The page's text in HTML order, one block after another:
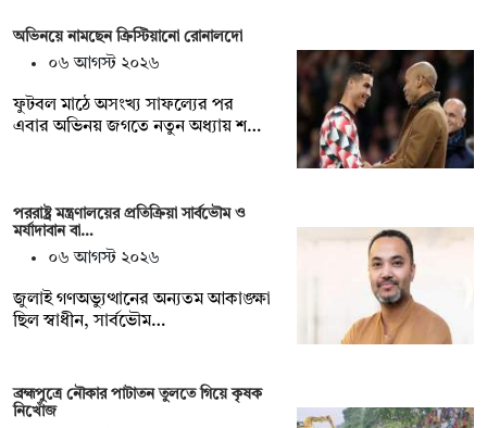
অভিনয়ে নামছেন ক্রিস্টিয়ানো রোনালদো
০৬ আগস্ট ২০২৬
ফুটবল মাঠে অসংখ্য সাফল্যের পর
এবার অভিনয় জগতে নতুন অধ্যায় শ…
পররাষ্ট্র মন্ত্রণালয়ের প্রতিক্রিয়া সার্বভৌম ও
মর্যাদাবান বা…
০৬ আগস্ট ২০২৬
জুলাই গণঅভ্যুত্থানের অন্যতম আকাঙ্ক্ষা
ছিল স্বাধীন, সার্বভৌম…
ব্রহ্মপুত্রে নৌকার পাটাতন তুলতে গিয়ে কৃষক
নিখোঁজ